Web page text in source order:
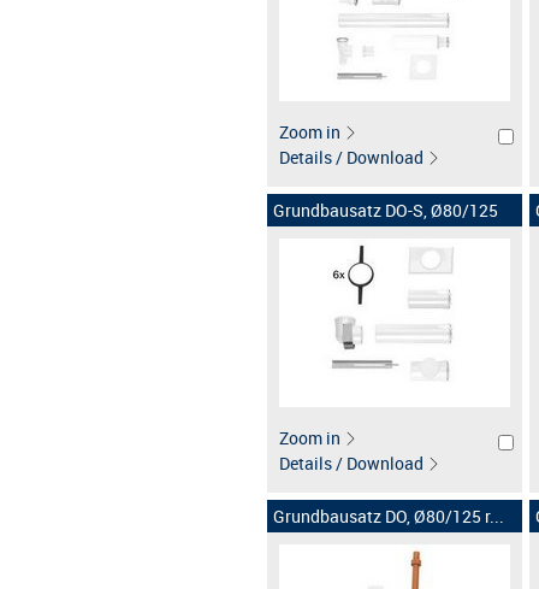
Zoom in
Details / Download
Grundbausatz DO-S, Ø80/125
Zoom in
Details / Download
Grundbausatz DO, Ø80/125 r...